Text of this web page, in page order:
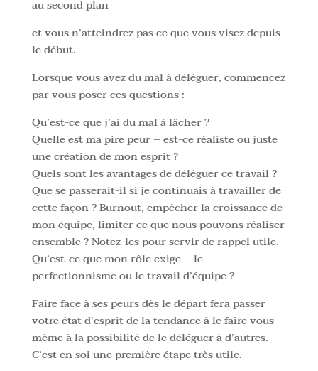
au second plan
et vous n’atteindrez pas ce que vous visez depuis
le début.
Lorsque vous avez du mal à déléguer, commencez
par vous poser ces questions :
Qu’est-ce que j’ai du mal à lâcher ?
Quelle est ma pire peur – est-ce réaliste ou juste
une création de mon esprit ?
Quels sont les avantages de déléguer ce travail ?
Que se passerait-il si je continuais à travailler de
cette façon ? Burnout, empêcher la croissance de
mon équipe, limiter ce que nous pouvons réaliser
ensemble ? Notez-les pour servir de rappel utile.
Qu’est-ce que mon rôle exige – le
perfectionnisme ou le travail d’équipe ?
Faire face à ses peurs dès le départ fera passer
votre état d’esprit de la tendance à le faire vous-
même à la possibilité de le déléguer à d’autres.
C’est en soi une première étape très utile.